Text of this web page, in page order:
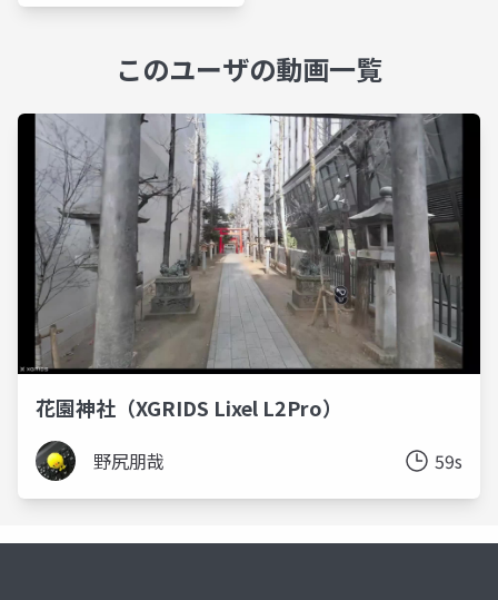
このユーザの動画一覧
花園神社（XGRIDS Lixel L2Pro）
野尻朋哉 59s